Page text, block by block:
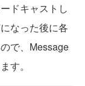
ドキャストし
なった後に各
で、Message
す。